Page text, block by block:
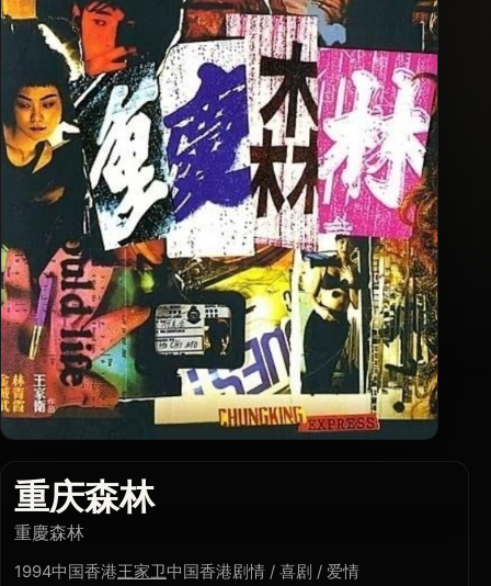
影评与解读
关于我们
重庆森林
重慶森林
1994中国香港王家卫中国香港剧情 / 喜剧 / 爱情